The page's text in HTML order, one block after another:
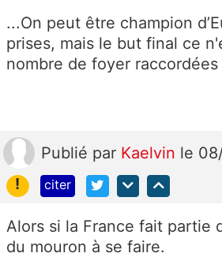
...On peut être champion
prises, mais le but final ce
nombre de foyer
Publié par Kaelvin le
!
citer
Alors si la France fait partie
du mouron à se faire.